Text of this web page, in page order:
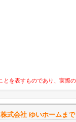
を表すものであり、実際
株式会社 ゆいホームまで